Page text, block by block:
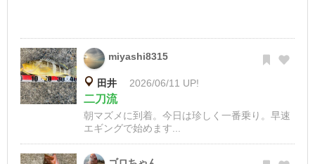
miyashi8315
田井 2026/06/11 UP!
二刀流
朝マズメに到着。今日は珍しく一番乗り。早速
エギングで始めます...